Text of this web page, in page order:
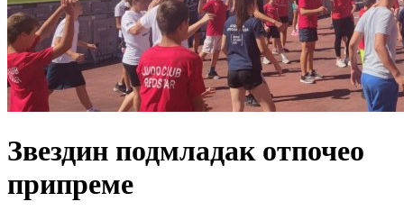
Звездин подмладак отпочео
припреме